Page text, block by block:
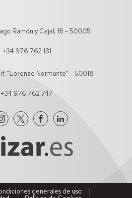
Ramón y Cajal, 18 - 50005
+34 976 762 131
"Lorenzo Normante" - 50018
+34 976 762 747
generales de uso